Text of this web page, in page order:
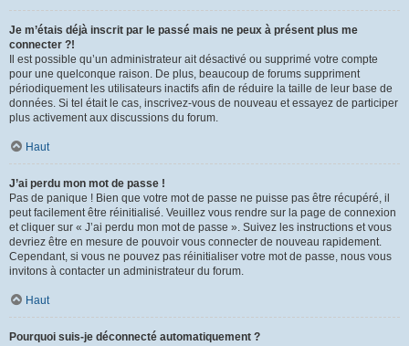
Je m’étais déjà inscrit par le passé mais ne peux à présent plus me
connecter ?!
Il est possible qu’un administrateur ait désactivé ou supprimé votre compte
pour une quelconque raison. De plus, beaucoup de forums suppriment
périodiquement les utilisateurs inactifs afin de réduire la taille de leur base de
données. Si tel était le cas, inscrivez-vous de nouveau et essayez de participer
plus activement aux discussions du forum.
Haut
J’ai perdu mon mot de passe !
Pas de panique ! Bien que votre mot de passe ne puisse pas être récupéré, il
peut facilement être réinitialisé. Veuillez vous rendre sur la page de connexion
et cliquer sur « J’ai perdu mon mot de passe ». Suivez les instructions et vous
devriez être en mesure de pouvoir vous connecter de nouveau rapidement.
Cependant, si vous ne pouvez pas réinitialiser votre mot de passe, nous vous
invitons à contacter un administrateur du forum.
Haut
Pourquoi suis-je déconnecté automatiquement ?